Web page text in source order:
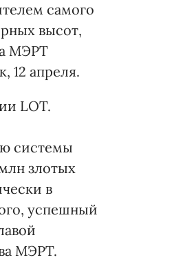
самого
высот,
МЭРТ
12 апреля.
LOT.
системы
злотых
в
успешный
МЭРТ.